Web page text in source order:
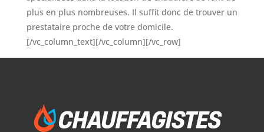
plus en plus nombreuses. Il suffit donc de trouver un
prestataire proche de votre domicile.
[/vc_column_text][/vc_column][/vc_row]